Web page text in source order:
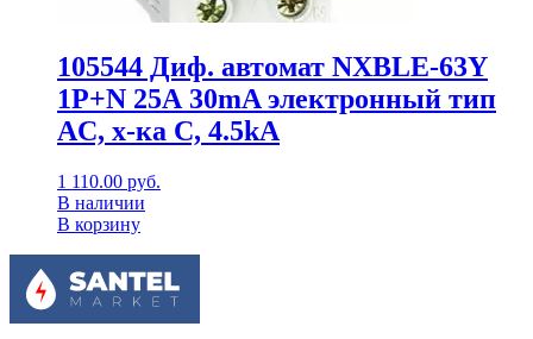
105544 Диф. автомат NXBLE-63Y
1P+N 25А 30mA электронный тип
AС, х-ка С, 4.5kA
1 110.00 руб.
В наличии
В корзину